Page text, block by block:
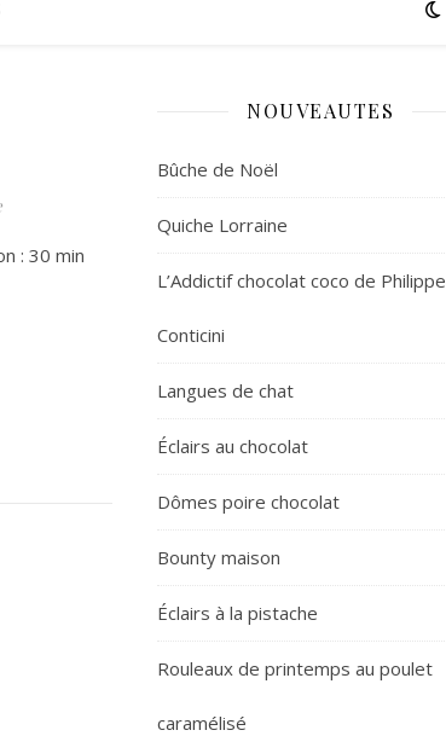
: 30 min
NOUVEAUTES
Bûche de Noël
Quiche Lorraine
L’Addictif chocolat coco de Philippe
Conticini
Langues de chat
Éclairs au chocolat
Dômes poire chocolat
Bounty maison
Éclairs à la pistache
Rouleaux de printemps au poulet
caramélisé